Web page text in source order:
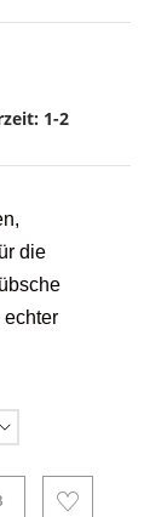
1-2
die
echter